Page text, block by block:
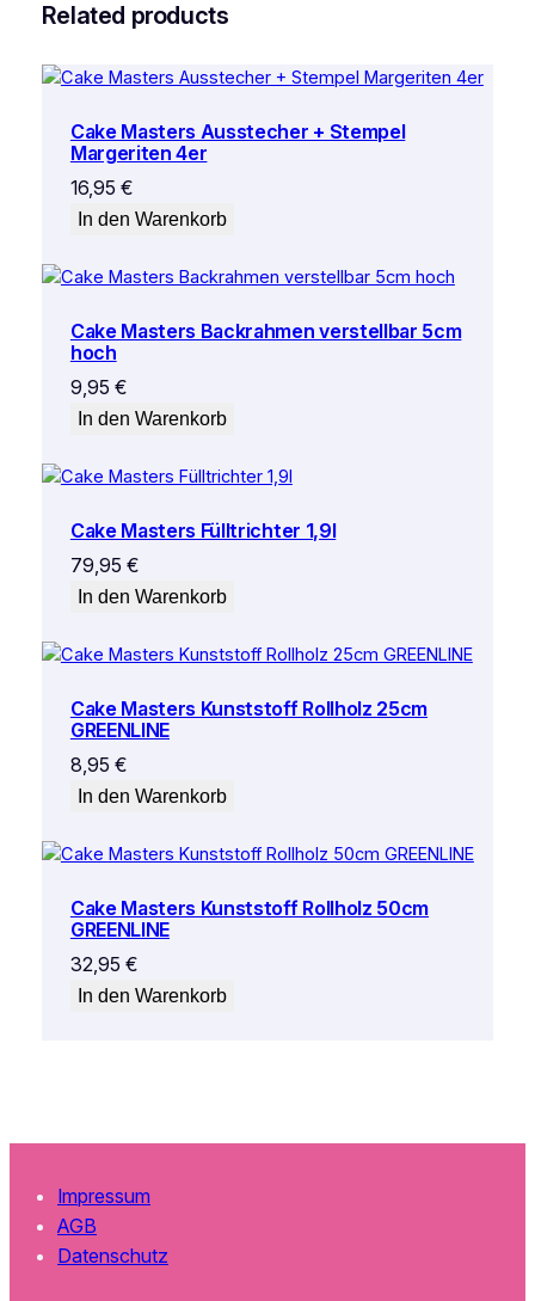
M
t
e
Related products
Cake Masters Ausstecher + Stempel
Margeriten 4er
16,95 €
In den Warenkorb
Cake Masters Backrahmen verstellbar 5cm
hoch
9,95 €
In den Warenkorb
Cake Masters Fülltrichter 1,9l
79,95 €
In den Warenkorb
Cake Masters Kunststoff Rollholz 25cm
GREENLINE
8,95 €
In den Warenkorb
Cake Masters Kunststoff Rollholz 50cm
GREENLINE
32,95 €
In den Warenkorb
Impressum
AGB
Datenschutz